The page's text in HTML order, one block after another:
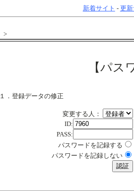
新着サイト - 更
>
【パス
１．登録データの修正
変更する人：
ID:
PASS:
パスワードを記録する
パスワードを記録しない